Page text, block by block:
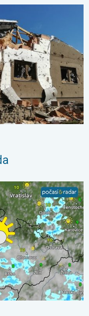
Víkendové počasí. .